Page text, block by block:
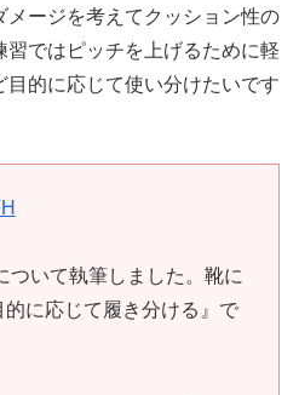
ージを考えてクッション性の
ではピッチを上げるために軽
的に応じて使い分けたいです
ついて執筆しました。靴に
に応じて履き分ける』で